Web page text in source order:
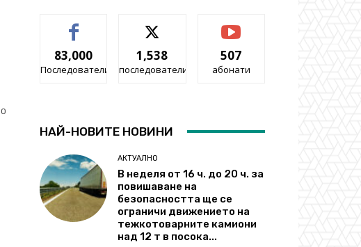
0
83,000
Последователи
1,538
последователи
507
абонати
НАЙ-НОВИТЕ НОВИНИ
АКТУАЛНО
В неделя от 16 ч. до 20 ч. за
повишаване на
безопасността ще се
ограничи движението на
тежкотоварните камиони
над 12 т в посока...